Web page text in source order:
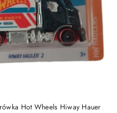
Hot Wheels Hiway Hauer
DO KOSZYKA